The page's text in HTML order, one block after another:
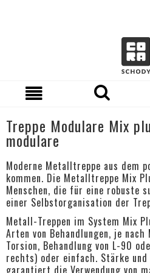
Treppe Modulare Mix
modulare
Moderne Metalltreppe aus dem
kommen. Die Metalltreppe Mix
Menschen, die für eine robuste
einer Selbstorganisation der
Metall-Treppen im System Mix
Arten von Behandlungen, je
Torsion, Behandlung von L-90
rechts) oder einfach. Stärke